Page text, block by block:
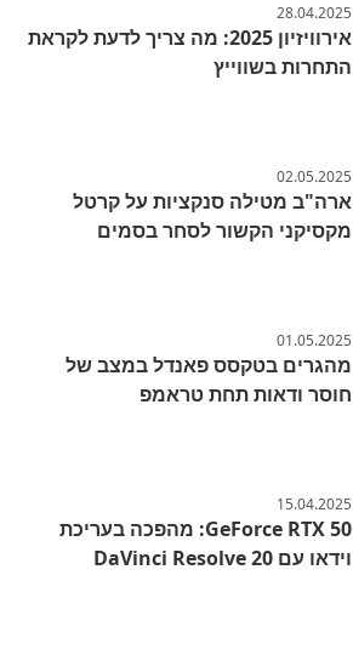
28.04.2025
אירוויזיון 2025: מה צריך לדעת לקראת
התחרות בשווייץ
02.05.2025
ארה"ב מטילה סנקציות על קרטל
מקסיקני הקשור לסחר בסמים
01.05.2025
מהגרים בטקסס פאנדל במצב של
חוסר ודאות תחת טראמפ
15.04.2025
GeForce RTX 50: מהפכה בעריכת
וידאו עם DaVinci Resolve 20